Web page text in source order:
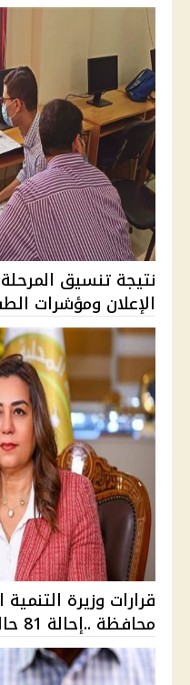
الإعلان ومؤشرات
محافظة ..إحالة 81 حالة للنيابات...